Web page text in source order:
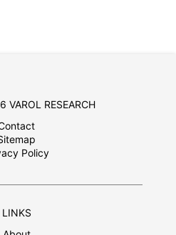
RESEARCH
Policy
LINKS